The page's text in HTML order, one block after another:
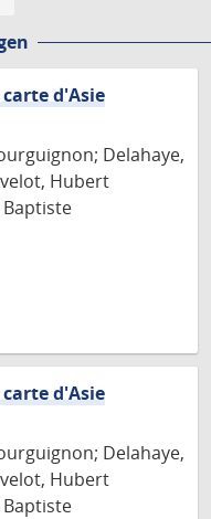
d'Asie
Delahaye,
Hubert
Baptiste
d'Asie
Delahaye,
Hubert
Baptiste